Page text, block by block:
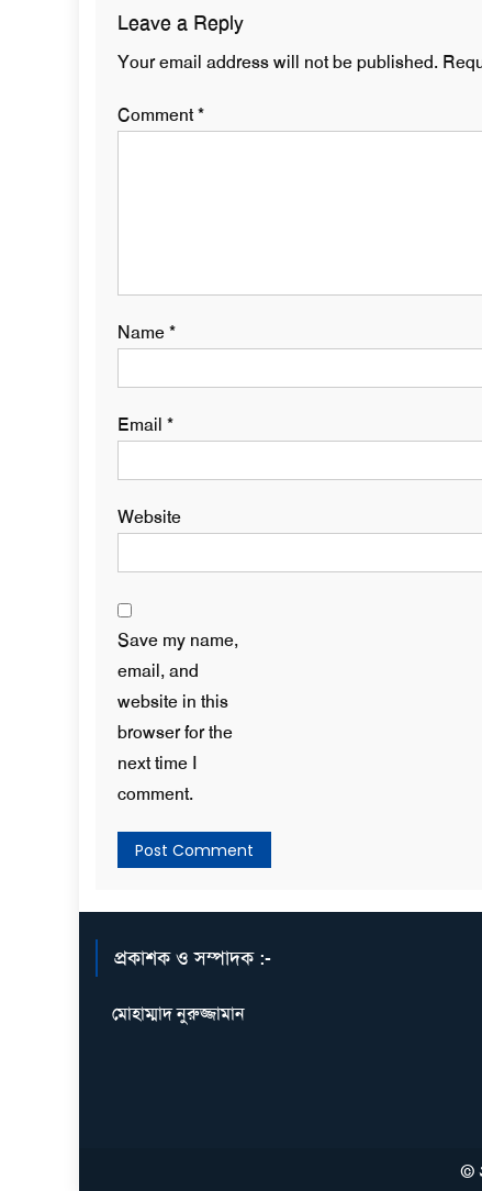
Leave a Reply
Your email address will not be published.
Comment*
Name*
Email *
Website
Save my name,
email, and
website in this
browser for the
next time I
comment.
প্রকাশক ও সম্পাদক :-
মোহাম্মাদ নুরুজ্জামান
©